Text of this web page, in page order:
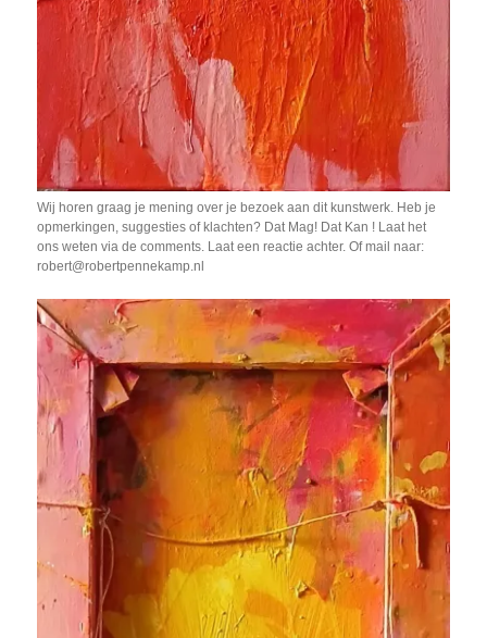
Wij horen graag je mening over je bezoek aan dit kunstwerk. Heb je
opmerkingen, suggesties of klachten? Dat Mag! Dat Kan ! Laat het
ons weten via de comments. Laat een reactie achter. Of mail naar:
robert@robertpennekamp.nl